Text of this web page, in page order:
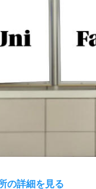
の詳細を見る